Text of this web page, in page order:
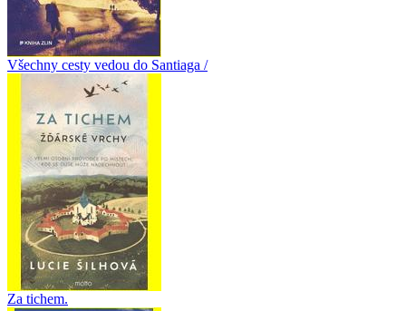
Všechny cesty vedou do Santiaga /
Za tichem.